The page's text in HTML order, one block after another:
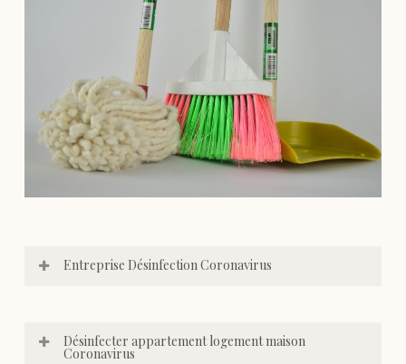
Entreprise Désinfection Coronavirus
Désinfecter appartement logement maison
Coronavirus